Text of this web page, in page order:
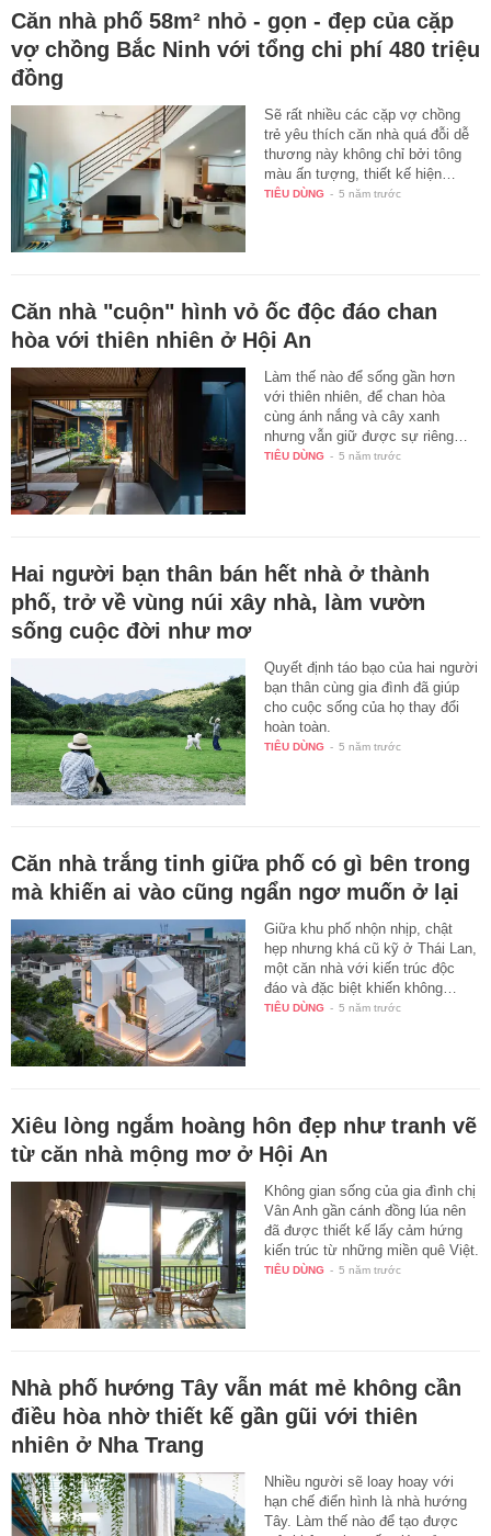
Căn nhà phố 58m² nhỏ - gọn - đẹp của cặp
vợ chồng Bắc Ninh với tổng chi phí 480 triệu
đồng
Sẽ rất nhiều các cặp vợ chồng
trẻ yêu thích căn nhà quá đỗi dễ
thương này không chỉ bởi tông
màu ấn tượng, thiết kế hiện…
TIÊU DÙNG - 5 năm trước
Căn nhà "cuộn" hình vỏ ốc độc đáo chan
hòa với thiên nhiên ở Hội An
Làm thế nào để sống gần hơn
với thiên nhiên, để chan hòa
cùng ánh nắng và cây xanh
nhưng vẫn giữ được sự riêng…
TIÊU DÙNG - 5 năm trước
Hai người bạn thân bán hết nhà ở thành
phố, trở về vùng núi xây nhà, làm vườn
sống cuộc đời như mơ
Quyết định táo bạo của hai người
bạn thân cùng gia đình đã giúp
cho cuộc sống của họ thay đổi
hoàn toàn.
TIÊU DÙNG - 5 năm trước
Căn nhà trắng tinh giữa phố có gì bên trong
mà khiến ai vào cũng ngẩn ngơ muốn ở lại
Giữa khu phố nhộn nhịp, chật
hẹp nhưng khá cũ kỹ ở Thái Lan,
một căn nhà với kiến trúc độc
đáo và đặc biệt khiến không…
TIÊU DÙNG - 5 năm trước
Xiêu lòng ngắm hoàng hôn đẹp như tranh vẽ
từ căn nhà mộng mơ ở Hội An
Không gian sống của gia đình chị
Vân Anh gần cánh đồng lúa nên
đã được thiết kế lấy cảm hứng
kiến trúc từ những miền quê Việt.
TIÊU DÙNG - 5 năm trước
Nhà phố hướng Tây vẫn mát mẻ không cần
điều hòa nhờ thiết kế gần gũi với thiên
nhiên ở Nha Trang
Nhiều người sẽ loay hoay với
hạn chế điển hình là nhà hướng
Tây. Làm thế nào để tạo được